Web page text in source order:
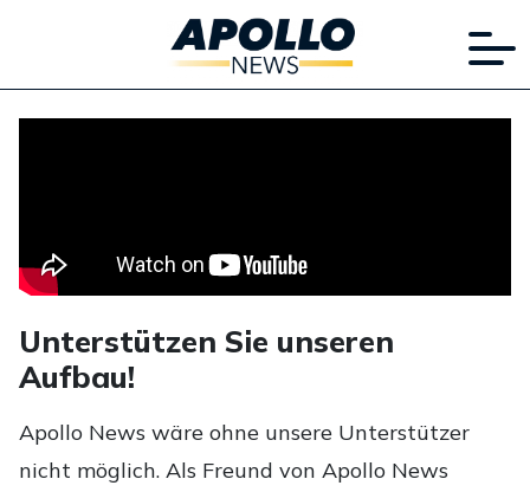
Unterstützen Sie unseren
Aufbau!
Apollo News wäre ohne unsere Unterstützer
nicht möglich. Als Freund von Apollo News